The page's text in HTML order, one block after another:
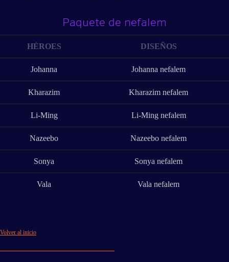
Paquete de nefalem
HÉROES DISEÑOS
Johanna Johanna nefalem
Kharazim Kharazim nefalem
Li-Ming Li-Ming nefalem
Nazeebo Nazeebo nefalem
Sonya Sonya nefalem
Vala Vala nefalem
Volver al inicio